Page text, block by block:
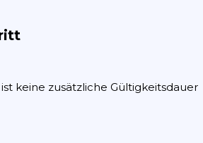
keine zusätzliche Gültigkeitsdauer